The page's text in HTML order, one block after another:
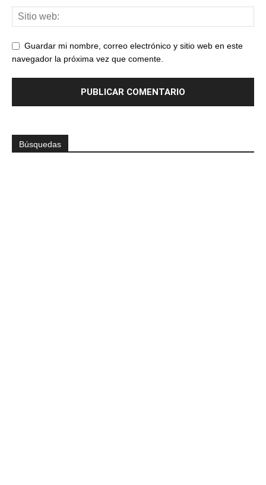
Guardar mi nombre, correo electrónico y sitio web en este
navegador la próxima vez que comente.
Búsquedas